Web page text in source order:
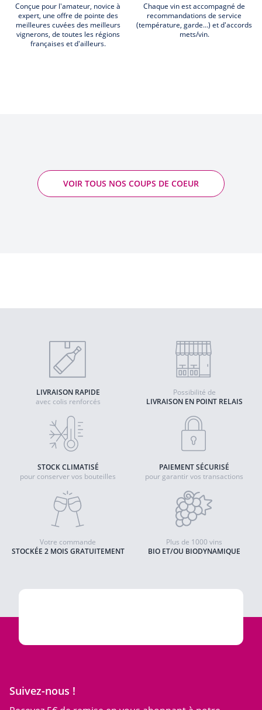
Conçue pour l'amateur, novice à
expert, une offre de pointe des
meilleures cuvées des meilleurs
vignerons, de toutes les régions
françaises et d'ailleurs.
Chaque vin est accompagné de
recommandations de service
(température, garde...) et d'accords
mets/vin.
VOIR TOUS NOS COUPS DE COEUR
LIVRAISON RAPIDE
avec colis renforcés
LIVRAISON EN POINT RELAIS
Possibilité de
STOCK CLIMATISÉ
pour conserver vos bouteilles
PAIEMENT SÉCURISÉ
pour garantir vos transactions
STOCKÉE 2 MOIS GRATUITEMENT
Votre commande
BIO ET/OU BIODYNAMIQUE
Plus de 1000 vins
Suivez-nous !